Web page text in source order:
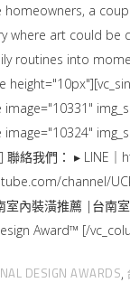
homeowners, a
where art could
routines into
image="10331"
image="10324"
聯絡我們： ▸ LINE
channel/
室內裝潢推薦 |台南
Award™ [/
DESIGN AWARDS,